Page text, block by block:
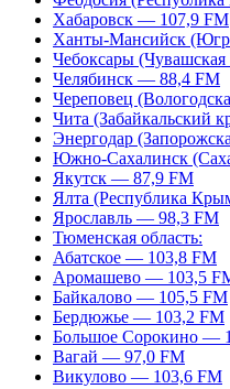
Хабаровск — 107,9 FM
Ханты-Мансийск
Чебоксары
Челябинск — 88,4 FM
Череповец
Чита (Забайкальский
Энергодар
Южно-Сахалинск
Якутск — 87,9 FM
Ялта (Республика
Ярославль — 98,3 FM
Тюменская область:
Абатское — 103,8 FM
Аромашево — 103,5
Байкалово — 105,5 FM
Бердюжье — 103,2 FM
Большое Сорокино —
Вагай — 97,0 FM
Викулово — 103,6 FM